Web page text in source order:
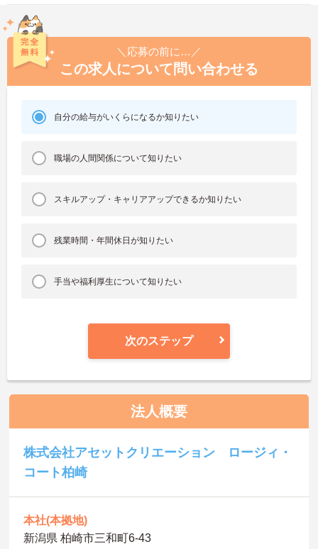
＼応募の前に…／
この求人について問い合わせる
自分の給与がいくらになるか知りたい
職場の人間関係について知りたい
スキルアップ・キャリアアップできるか知りたい
残業時間・年間休日が知りたい
手当や福利厚生について知りたい
次のステップ
法人概要
株式会社アセットクリエーション ロージィ・
コート柏崎
本社(本拠地)
新潟県 柏崎市三和町6-43